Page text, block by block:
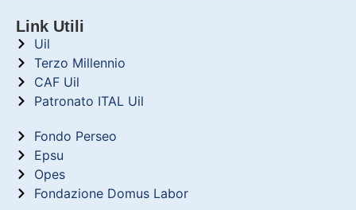
Link Utili
Uil
Terzo Millennio
CAF Uil
Patronato ITAL Uil
Fondo Perseo
Epsu
Opes
Fondazione Domus Labor